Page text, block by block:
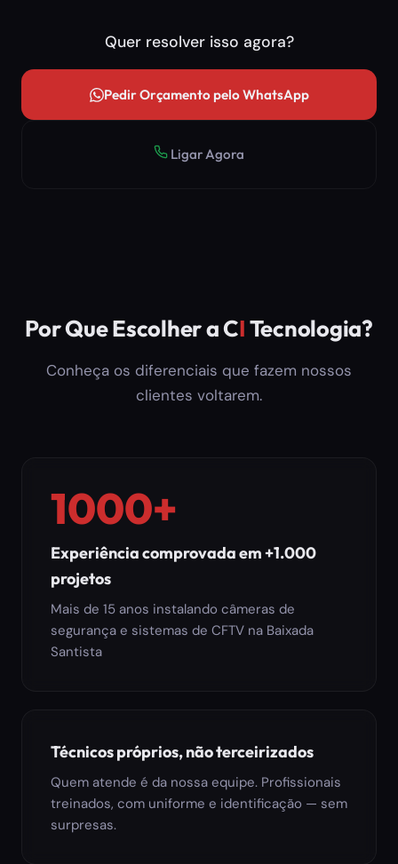
Quer resolver isso agora?
Pedir Orçamento pelo WhatsApp
Ligar Agora
Por Que Escolher a CITecnologia?
Conheça os diferenciais que fazem nossos
clientes voltarem.
1000+
Experiência comprovada em +1.000
projetos
Mais de 15 anos instalando câmeras de
segurança e sistemas de CFTV na Baixada
Santista
Técnicos próprios, não terceirizados
Quem atende é da nossa equipe. Profissionais
treinados, com uniforme e identificação — sem
surpresas.